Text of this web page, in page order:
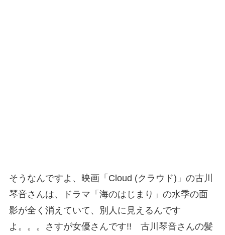
そうなんですよ、映画「Cloud (クラウド)」の古川
琴音さんは、ドラマ「海のはじまり」の水季の面
影が全く消えていて、別人に見えるんです
よ。。。さすが女優さんです!! 古川琴音さんの髪